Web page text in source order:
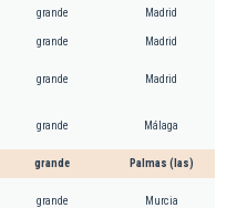
grande Madrid
grande Madrid
grande Madrid
grande Málaga
grande Palmas (las)
grande Murcia